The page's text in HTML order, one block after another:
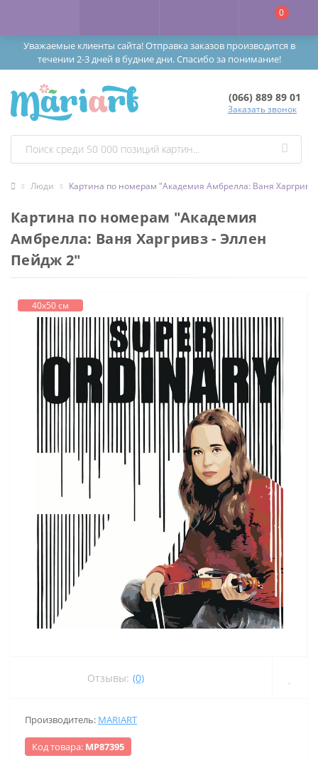
Уважаемые клиенты сайта! Отправка заказов производится в
течении 2-3 дней в будние дни. Спасибо за понимание!
0
(066) 889 89 01
Заказать звонок
Люди Картина по номерам "Академия Амбрелла: Ваня
Картина по номерам "Академия
Амбрелла: Ваня Харгривз - Эллен
Пейдж 2"
40х50 см
Отзывы: (0)
Производитель: MARIART
Код товара: МР87395